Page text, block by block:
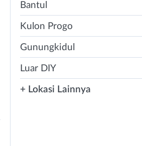
Bantul
Kulon Progo
Gunungkidul
Luar DIY
+ Lokasi Lainnya